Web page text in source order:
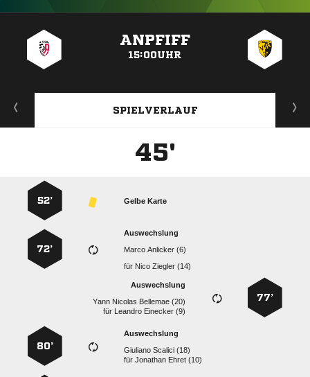
ANPFIFF
15:00UHR
SPIELVERLAUF
45'
Gelbe Karte
52’
Auswechslung
  
für   
72’
77’
Auswechslung
   
für   
Auswechslung
  
für  
80’